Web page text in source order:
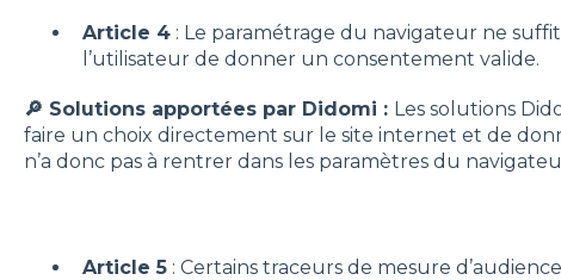
Article 4: Le paramétrage du navigateur ne
l’utilisateur de donner un consentement valide.
🔎 Solutions apportées par Didomi : Les solutions
faire un choix directement sur le site internet et de
n’a donc pas à rentrer dans les paramètres du
Article 5: Certains traceurs de mesure